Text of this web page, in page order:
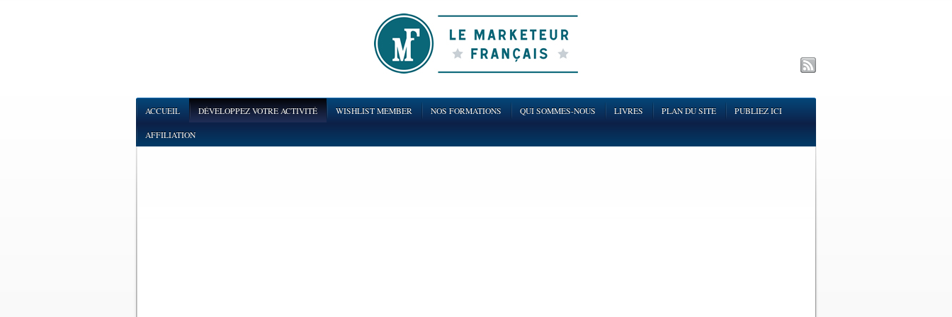
ACCUEIL DÉVELOPPEZ VOTRE ACTIVITÉ WISHLIST MEMBER NOS FORMATIONS QUI SOMMES-NOUS LIVRES PLAN DU SITE PUBLIEZ ICI
AFFILIATION